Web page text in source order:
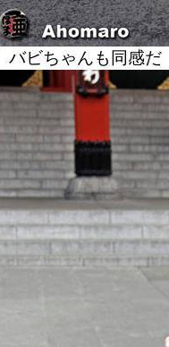
バビちゃんも同感